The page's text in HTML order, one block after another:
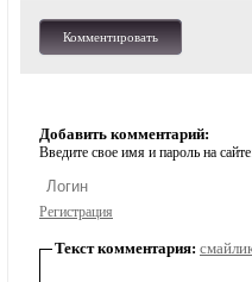
Комментировать
Добавить комментарий:
Введите свое имя и пароль на
Регистрация
Текст комментария: